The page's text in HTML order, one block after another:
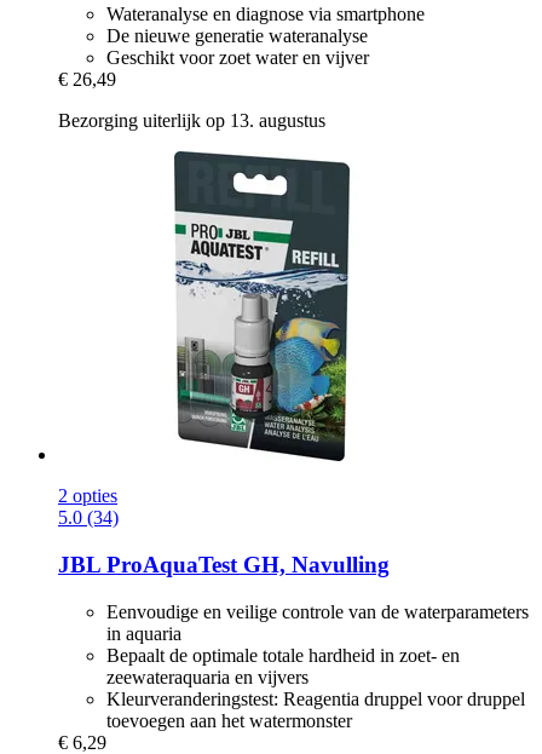
Wateranalyse en diagnose via smartphone
De nieuwe generatie wateranalyse
Geschikt voor zoet water en vijver
€ 26,49
Bezorging uiterlijk op 13. augustus
2 opties
5.0 (34)
JBL ProAquaTest GH, Navulling
Eenvoudige en veilige controle van de waterparameters
in aquaria
Bepaalt de optimale totale hardheid in zoet- en
zeewateraquaria en vijvers
Kleurveranderingstest: Reagentia druppel voor druppel
toevoegen aan het watermonster
€ 6,29